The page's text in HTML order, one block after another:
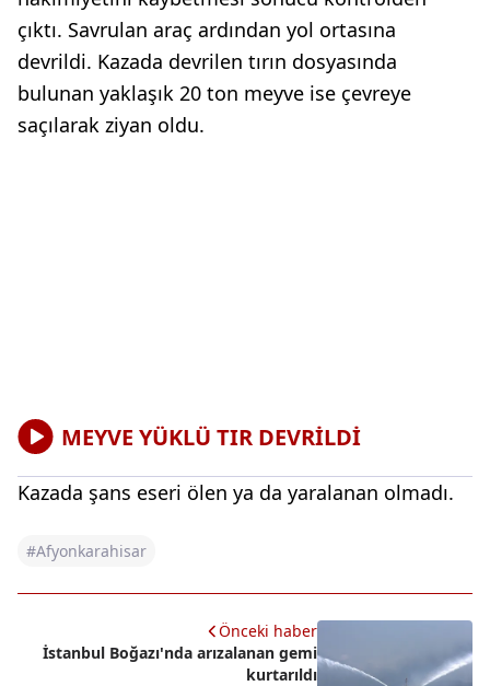
çıktı. Savrulan araç ardından yol ortasına
devrildi. Kazada devrilen tırın dosyasında
bulunan yaklaşık 20 ton meyve ise çevreye
saçılarak ziyan oldu.
MEYVE YÜKLÜ TIR DEVRİLDİ
Kazada şans eseri ölen ya da yaralanan olmadı.
#Afyonkarahisar
Önceki haber
İstanbul Boğazı'nda arızalanan gemi
kurtarıldı